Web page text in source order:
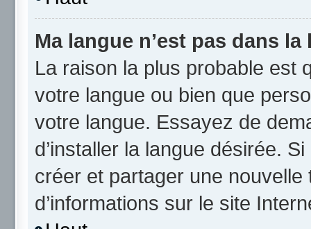
Ma langue n’est pas dans la
La raison la plus probable est
votre langue ou bien que
votre langue. Essayez de
d’installer la langue désirée.
créer et partager une
d’informations sur le site